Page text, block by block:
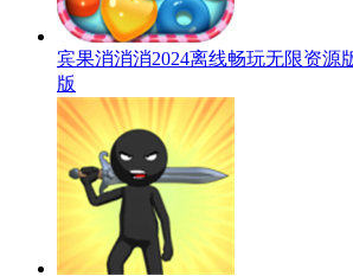
宾果消消消2024离线畅玩无限资源
版